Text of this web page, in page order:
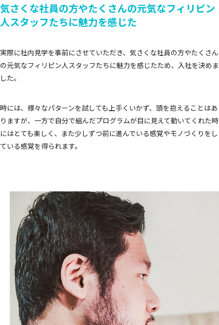
気さくな社員の方やたくさんの元気なフィリピン
人スタッフたちに魅力を感じた
実際に社内見学を事前にさせていただき、気さくな社員の方やたくさん
の元気なフィリピン人スタッフたちに魅力を感じたため、入社を決めま
した。
時には、様々なパターンを試しても上手くいかず、頭を抱えることはあ
りますが、一方で自分で組んだプログラムが目に見えて動いてくれた時
にはとても楽しく、また少しずつ前に進んでいる感覚やモノづくりをし
ている感覚を得られます。